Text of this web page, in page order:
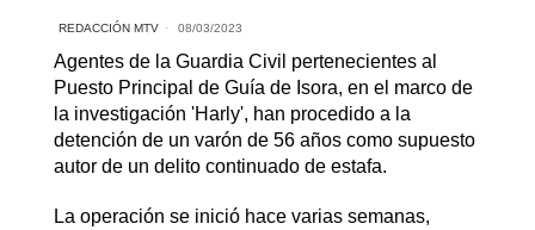
REDACCIÓN MTV 08/03/2023
Agentes de la Guardia Civil pertenecientes al
Puesto Principal de Guía de Isora, en el marco de
la investigación 'Harly', han procedido a la
detención de un varón de 56 años como supuesto
autor de un delito continuado de estafa.
La operación se inició hace varias semanas,